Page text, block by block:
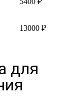
13000 ₽
для